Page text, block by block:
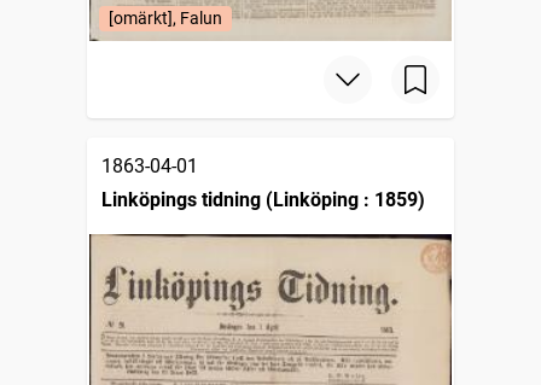
[omärkt], Falun
1863-04-01
Linköpings tidning (Linköping : 1859)